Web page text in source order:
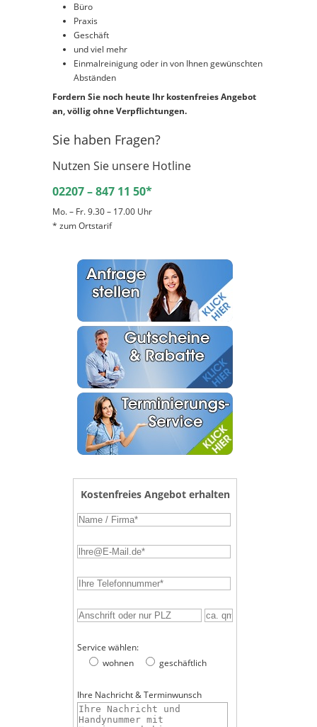
Büro
Praxis
Geschäft
und viel mehr
Einmalreinigung oder in von Ihnen gewünschten
Abständen
Fordern Sie noch heute Ihr kostenfreies Angebot
an, völlig ohne Verpflichtungen.
Sie haben Fragen?
Nutzen Sie unsere Hotline
02207 – 847 11 50*
Mo. – Fr. 9.30 – 17.00 Uhr
* zum Ortstarif
Kostenfreies Angebot erhalten
Service wählen:
wohnen
geschäftlich
Ihre Nachricht & Terminwunsch